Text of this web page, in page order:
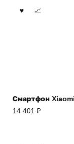
Смартфон
14 401 ₽